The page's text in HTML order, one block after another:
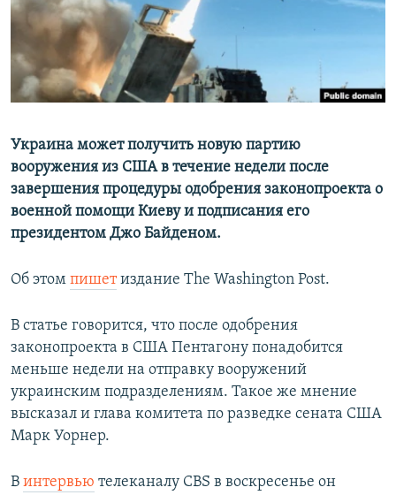
Украина может получить новую партию
вооружения из США в течение недели после
завершения процедуры одобрения законопроекта о
военной помощи Киеву и подписания его
президентом Джо Байденом.
Об этом пишетиздание The Washington Post.
В статье говорится, что после одобрения
законопроекта в США Пентагону понадобится
меньше недели на отправку вооружений
украинским подразделениям. Такое же мнение
высказал и глава комитета по разведке сената США
Марк Уорнер.
В интервью телеканалу CBS в воскресенье он